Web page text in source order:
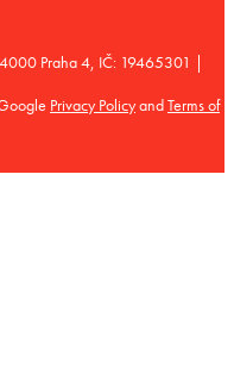
Praha 4, IČ: 19465301 |
Privacy PolicyandTerms of